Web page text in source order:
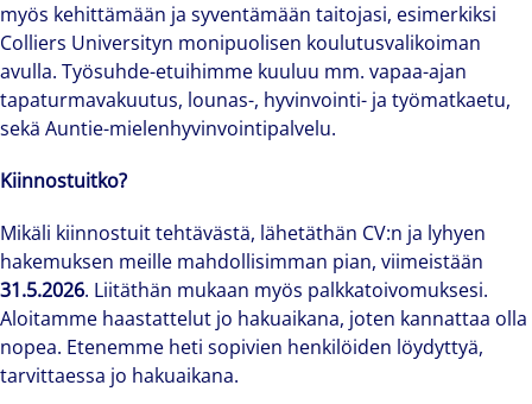
myös kehittämään ja syventämään taitojasi, esimerkiksi
Colliers Universityn monipuolisen koulutusvalikoiman
avulla. Työsuhde-etuihimme kuuluu mm. vapaa-ajan
tapaturmavakuutus, lounas-, hyvinvointi- ja työmatkaetu,
sekä Auntie-mielenhyvinvointipalvelu.
Kiinnostuitko?
Mikäli kiinnostuit tehtävästä, lähetäthän CV:n ja lyhyen
hakemuksen meille mahdollisimman pian, viimeistään
31.5.2026. Liitäthän mukaan myös palkkatoivomuksesi.
Aloitamme haastattelut jo hakuaikana, joten kannattaa olla
nopea. Etenemme heti sopivien henkilöiden löydyttyä,
tarvittaessa jo hakuaikana.